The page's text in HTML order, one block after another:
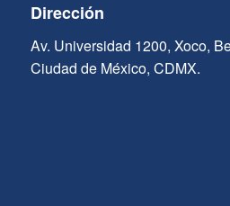
Dirección
Av. Universidad 1200, Xoco,
Ciudad de México, CDMX.